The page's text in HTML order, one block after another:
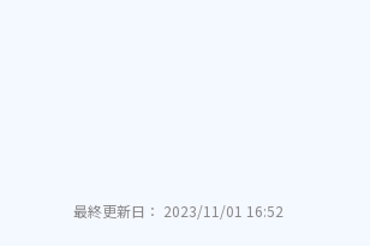
最終更新日： 2023/11/01 16:52